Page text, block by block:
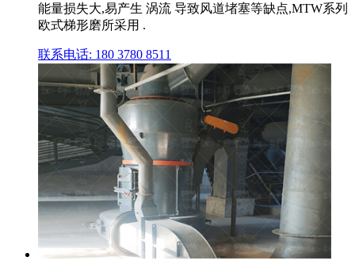
能量损失大,易产生 涡流 导致风道堵塞等缺点,MTW系列
欧式梯形磨所采用 .
联系电话: 180 3780 8511